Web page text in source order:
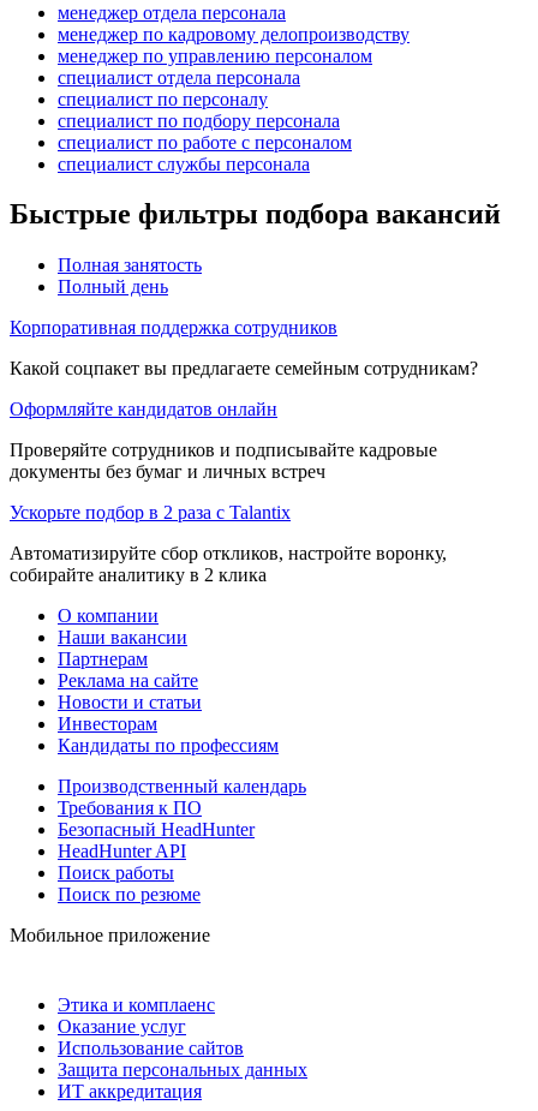
менеджер отдела персонала
менеджер по кадровому делопроизводству
менеджер по управлению персоналом
специалист отдела персонала
специалист по персоналу
специалист по подбору персонала
специалист по работе с персоналом
специалист службы персонала
Быстрые фильтры подбора вакансий
Полная занятость
Полный день
Корпоративная поддержка сотрудников
Какой соцпакет вы предлагаете семейным сотрудникам?
Оформляйте кандидатов онлайн
Проверяйте сотрудников и подписывайте кадровые
документы без бумаг и личных встреч
Ускорьте подбор в 2 раза с Talantix
Автоматизируйте сбор откликов, настройте воронку,
собирайте аналитику в 2 клика
О компании
Наши вакансии
Партнерам
Реклама на сайте
Новости и статьи
Инвесторам
Кандидаты по профессиям
Производственный календарь
Требования к ПО
Безопасный HeadHunter
HeadHunter API
Поиск работы
Поиск по резюме
Мобильное приложение
Этика и комплаенс
Оказание услуг
Использование сайтов
Защита персональных данных
ИТ аккредитация